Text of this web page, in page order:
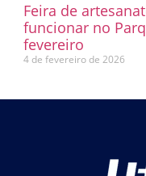
Feira de
funcionar no
fevereiro
4 de fevereiro de 2026